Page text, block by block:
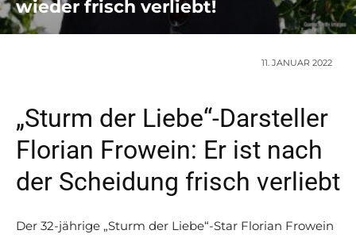
wieder frisch verliebt!
11. JANUAR 2022
„Sturm der Liebe“-Darsteller
Florian Frowein: Er ist nach
der Scheidung frisch verliebt
Der 32-jährige „Sturm der Liebe“-Star Florian Frowein